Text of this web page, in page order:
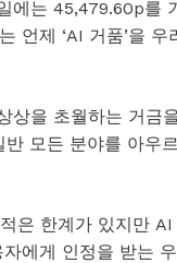
에는 45,479.60p를
언제 ‘AI 거품’을 우
상을 초월하는 거금
모든 분야를 아우
은 한계가 있지만 AI
에게 인정을 받는 우